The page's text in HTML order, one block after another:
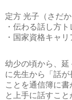
定方 光子（さだか
・伝わる話し方
・国家資格キャ
幼少の頃から、
に先生から「話
ことを通信簿に
と上手に話すこと